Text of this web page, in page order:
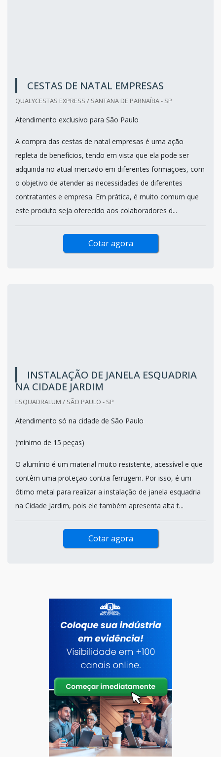
CESTAS DE NATAL EMPRESAS
QUALYCESTAS EXPRESS / SANTANA DE PARNAÍBA - SP
Atendimento exclusivo para São Paulo
A compra das cestas de natal empresas é uma ação
repleta de benefícios, tendo em vista que ela pode ser
adquirida no atual mercado em diferentes formações, com
o objetivo de atender as necessidades de diferentes
contratantes e empresa. Em prática, é muito comum que
este produto seja oferecido aos colaboradores d...
Cotar agora
INSTALAÇÃO DE JANELA ESQUADRIA
NA CIDADE JARDIM
ESQUADRALUM / SÃO PAULO - SP
Atendimento só na cidade de São Paulo
(mínimo de 15 peças)
O alumínio é um material muito resistente, acessível e que
contêm uma proteção contra ferrugem. Por isso, é um
ótimo metal para realizar a instalação de janela esquadria
na Cidade Jardim, pois ele também apresenta alta t...
Cotar agora